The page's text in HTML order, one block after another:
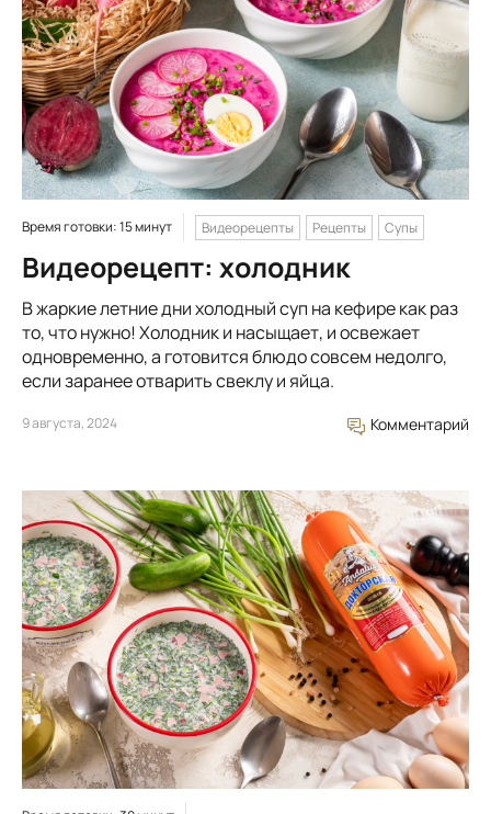
Время готовки: 15 минут Видеорецепты Рецепты Супы
Видеорецепт: холодник
В жаркие летние дни холодный суп на кефире как раз
то, что нужно! Холодник и насыщает, и освежает
одновременно, а готовится блюдо совсем недолго,
если заранее отварить свеклу и яйца.
9 августа, 2024 Комментарий